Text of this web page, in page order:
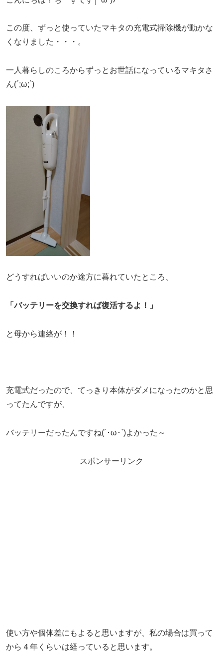
この度、ずっと使っていたマキタの充電式掃除機が動かな
くなりました・・・。
一人暮らしのころからずっとお世話になっているマキタさ
ん(´;ω;`)
どうすればいいのか途方に暮れていたところ、
「バッテリーを交換すれば復活するよ！」
と母から連絡が！！
充電式だったので、てっきり本体がダメになったのかと思
ってたんですが、
バッテリーだったんですね(´･ω･`)よかった～
スポンサーリンク
使い方や個体差にもよると思いますが、私の場合は買って
から４年くらいは経っていると思います。